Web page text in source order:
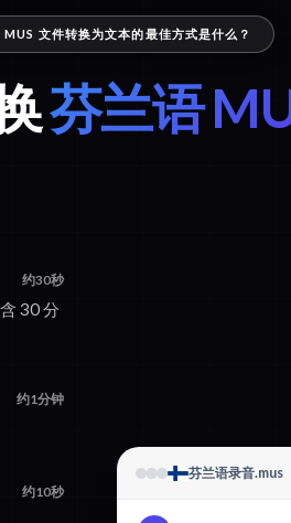
MUS 文件转换为文本的最佳方式是什么？
芬兰语
约30秒
30 分
约1分钟
约10秒
芬兰语录音.mus